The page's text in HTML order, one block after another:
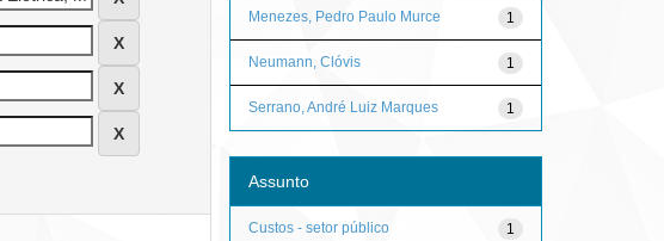
1
Menezes, Pedro Paulo Murce
1
Neumann, Clóvis
1
Serrano, André Luiz Marques
Assunto
1
Custos - setor público